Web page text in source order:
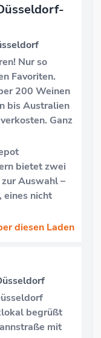
Nur so
Favoriten.
200 Weinen
bis Australien
Ganz
bietet zwei
Auswahl –
eines nicht
diesen Laden
begrüßt
mit